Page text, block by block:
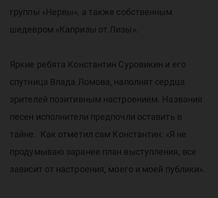
группы «Нервы», а также собственным
шедевром «Капризы от Лизы».
Яркие ребята Константин Суровикин и его
спутница Влада Ломова, наполнят сердца
зрителей позитивным настроением. Названия
песен исполнители предпочли оставить в
тайне. Как отметил сам Константин: «Я не
продумываю заранее план выступления, все
зависит от настроения, моего и моей публики».